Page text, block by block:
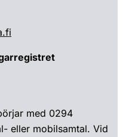
med 0294
eller mobilsamtal. Vid